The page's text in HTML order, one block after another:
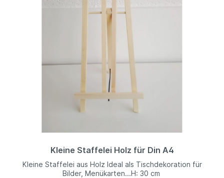
Kleine Staffelei Holz für Din A4
Kleine Staffelei aus Holz Ideal als Tischdekoration für
Bilder, Menükarten...H: 30 cm